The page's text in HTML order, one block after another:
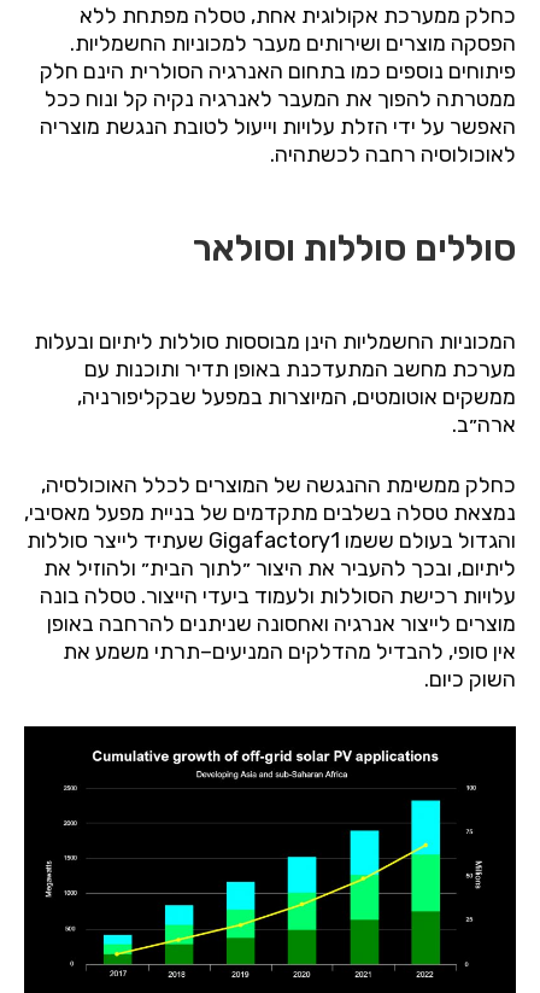
כחלק ממערכת אקולוגית אחת, טסלה מפתחת ללא
הפסקה מוצרים ושירותים מעבר למכוניות החשמליות.
פיתוחים נוספים כמו בתחום האנרגיה הסולרית הינם חלק
ממטרתה להפוך את המעבר לאנרגיה נקיה קל ונוח ככל
האפשר על ידי הזלת עלויות וייעול לטובת הנגשת מוצריה
לאוכולוסיה רחבה לכשתהיה.
סוללים סוללות וסולאר
המכוניות החשמליות הינן מבוססות סוללות ליתיום ובעלות
מערכת מחשב המתעדכנת באופן תדיר ותוכנות עם
ממשקים אוטומטים, המיוצרות במפעל שבקליפורניה,
ארה״ב.
כחלק ממשימת ההנגשה של המוצרים לכלל האוכולסיה,
נמצאת טסלה בשלבים מתקדמים של בניית מפעל מאסיבי,
והגדול בעולם ששמו שעתיד לייצר סוללות
ליתיום, ובכך להעביר את היצור ״לתוך הבית״ ולהוזיל את
עלויות רכישת הסוללות ולעמוד ביעדי הייצור. טסלה בונה
מוצרים לייצור אנרגיה ואחסונה שניתנים להרחבה באופן
אין סופי, להבדיל מהדלקים המניעים–תרתי משמע את
השוק כיום.